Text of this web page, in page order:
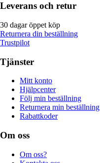
Leverans och retur
30 dagar öppet köp
Returnera din beställning
Trustpilot
Tjänster
Mitt konto
Hjälpcenter
Följ min beställning
Returnera min beställning
Rabattkoder
Om oss
Om oss?